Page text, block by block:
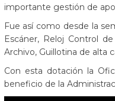
importante gestión de
Fue así como desde la
Escáner, Reloj Control
Archivo, Guillotina de alta
Con esta dotación la
beneficio de la